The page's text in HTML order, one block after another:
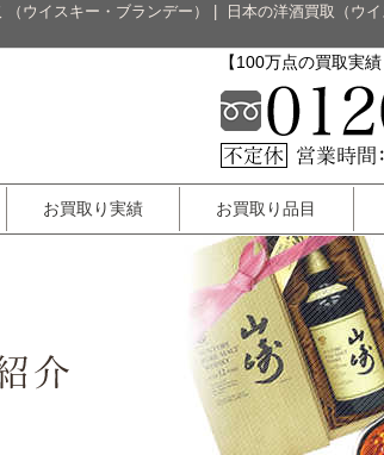
ウイスキー・ブランデー） 日本の洋酒買取（ウ
【100万点の買取実
お買取り実績 お買取り品目